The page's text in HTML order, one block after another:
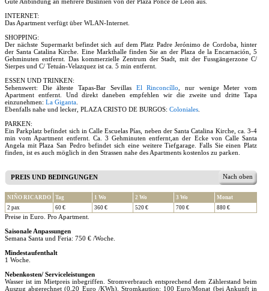
INTERNET:
Das Apartment verfügt über WLAN-Internet.
SHOPPING:
Der nächste Supermarkt befindet sich auf dem Platz Padre Jerónimo de Cordoba, hinter
der Santa Catalina Kirche. Eine Markthalle finden Sie an der Plaza de la Encarnación, 5
Gehminuten entfernt. Das kommerzielle Zentrum der Stadt, mit der Fussgängerzone C/
Sierpes und C/ Tetuán-Velazquez ist ca. 5 min entfernt.
ESSEN UND TRINKEN:
Sehenswert: Die älteste Tapas-Bar Sevillas El Rinconcíllo
, nur wenige Meter vom
Apartment entfernt. Und direkt daneben empfehlen wir die zweite und dritte Tapa
einzunehmen: La Giganta
Ebenfalls nahe und lecker, PLAZA CRISTO DE BURGOS: Coloniales
PARKEN:
Ein Parkplatz befindet sich in Calle Escuelas Pías, neben der Santa Catalina Kirche, ca. 3-4
min vom Apartment entfernt. Ca. 3 Gehminuten entfernt,an der Ecke von Calle Santa
Angela mit Plaza San Pedro befindet sich eine weitere Tiefgarage. Falls Sie einen Platz
finden, ist es auch möglich in den Strassen nahe des Apartments kostenlos zu parken.
Nach oben
PREIS UND BEDINGUNGEN
NIÑO RICARDO Tag 1 Wo 2 Wo 3 Wo
Monat
2 pax
60 € 360 € 520 € 700 € 880 €
Preise in Euro. Pro Apartment.
Saisonale Anpassungen
Semana Santa und Feria: 750 € /Woche.
Mindestaufenthalt
1 Woche.
Nebenkosten/ Serviceleistungen
Wasser ist im Mietpreis inbegriffen. Stromverbrauch entsprechend dem Zählerstand beim
Auszug abgerechnet (0,20 Euro /KWh). Stromkaution: 100 Euro/Monat (bei Ankunft in